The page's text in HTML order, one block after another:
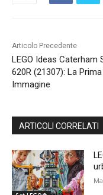
Articolo Precedente
LEGO Ideas Caterham
620R (21307): La Prima
Immagine
ARTICOLI CORRELATI